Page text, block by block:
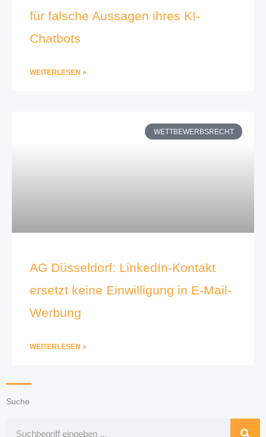
für falsche Aussagen ihres KI-
Chatbots
WEITERLESEN »
WETTBEWERBSRECHT
AG Düsseldorf: LinkedIn-Kontakt
ersetzt keine Einwilligung in E-Mail-
Werbung
WEITERLESEN »
Suche